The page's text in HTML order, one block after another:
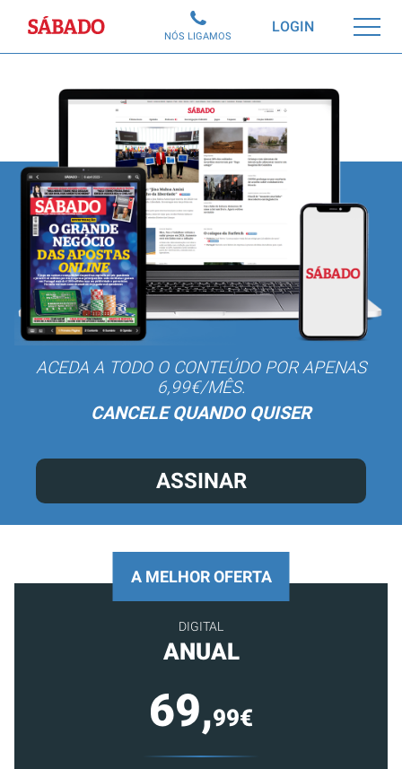
Sábado LOGIN
NÓS LIGAMOS
ACEDA A TODO O CONTEÚDO POR APENAS
6,99€/MÊS.
CANCELE QUANDO QUISER
ASSINAR
A MELHOR OFERTA
DIGITAL
ANUAL
69,99€